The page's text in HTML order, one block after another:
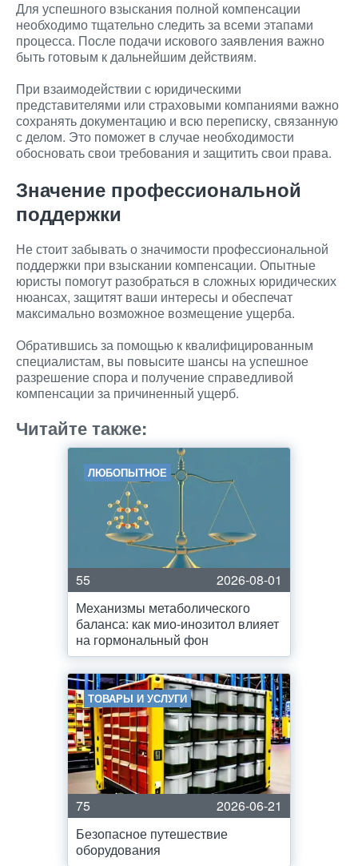
Для успешного взыскания полной компенсации
необходимо тщательно следить за всеми этапами
процесса. После подачи искового заявления важно
быть готовым к дальнейшим действиям.
При взаимодействии с юридическими
представителями или страховыми компаниями важно
сохранять документацию и всю переписку, связанную
с делом. Это поможет в случае необходимости
обосновать свои требования и защитить свои права.
Значение профессиональной
поддержки
Не стоит забывать о значимости профессиональной
поддержки при взыскании компенсации. Опытные
юристы помогут разобраться в сложных юридических
нюансах, защитят ваши интересы и обеспечат
максимально возможное возмещение ущерба.
Обратившись за помощью к квалифицированным
специалистам, вы повысите шансы на успешное
разрешение спора и получение справедливой
компенсации за причиненный ущерб.
Читайте также:
ЛЮБОПЫТНОЕ
55
2026-08-01
Механизмы метаболического
баланса: как мио-инозитол влияет
на гормональный фон
ТОВАРЫ И УСЛУГИ
75
2026-06-21
Безопасное путешествие
оборудования